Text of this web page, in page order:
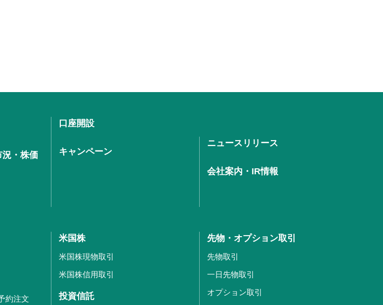
況・株価
口座開設
キャンペーン
ニュースリリース
会社案内・IR情報
約注文
米国株
米国株現物取引
米国株信用取引
投資信託
先物・オプション取引
先物取引
一日先物取引
オプション取引